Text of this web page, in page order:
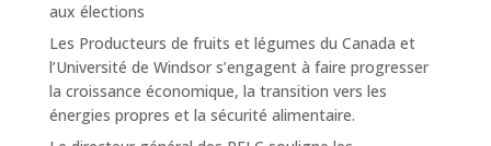
aux élections
Les Producteurs de fruits et légumes du Canada et
l’Université de Windsor s’engagent à faire progresser
la croissance économique, la transition vers les
énergies propres et la sécurité alimentaire.